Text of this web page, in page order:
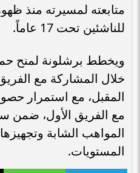
متابعته لمسيرته منذ
للناشئين تحت 17 عاماً.
ويخطط برشلونة لمنح
خلال المشاركة مع
المقبل، مع استمرار
مع الفريق الأول، ضمن
المواهب الشابة
المستويات.